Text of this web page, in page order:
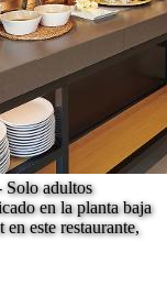
Solo adultos
en la planta baja
este restaurante,